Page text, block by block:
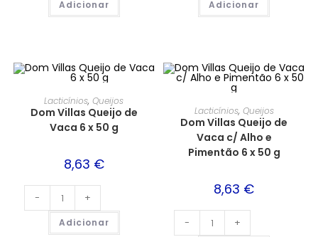
Adicionar Adicionar
Lacticínios,Queijos
Dom Villas Queijo de
Vaca 6 x 50 g
8,63 €
- +
Adicionar
Lacticínios, Queijos
Dom Villas Queijo de
Vaca c/ Alho e
Pimentão 6 x 50 g
8,63 €
- +